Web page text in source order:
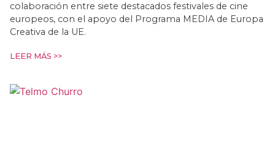
colaboración entre siete destacados festivales de cine
europeos, con el apoyo del Programa MEDIA de Europa
Creativa de la UE.
LEER MÁS >>